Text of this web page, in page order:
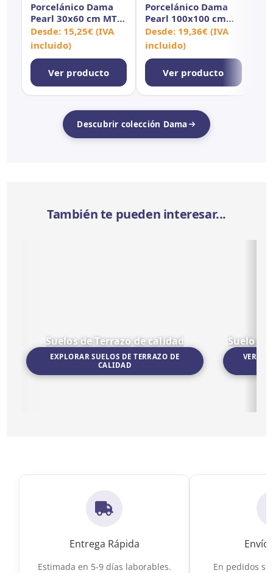
Porcelánico Dama
Pearl 30x60 cm MT
Rect
Desde: 15,25€ (IVA
incluido)
Ver producto
Porcelánico Dama
Pearl 100x100 cm
MT Rect
Desde: 19,36€ (IVA
incluido)
Ver producto
Descubrir colección Dama
También te pueden interesar...
Suelos de Terrazo de calidad
EXPLORAR SUELOS DE TERRAZO DE
CALIDAD
Suelo
VER
Entrega Rápida
Estimada en 5-9 días laborables. En pedidos